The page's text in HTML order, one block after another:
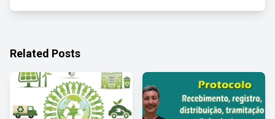
Related Posts